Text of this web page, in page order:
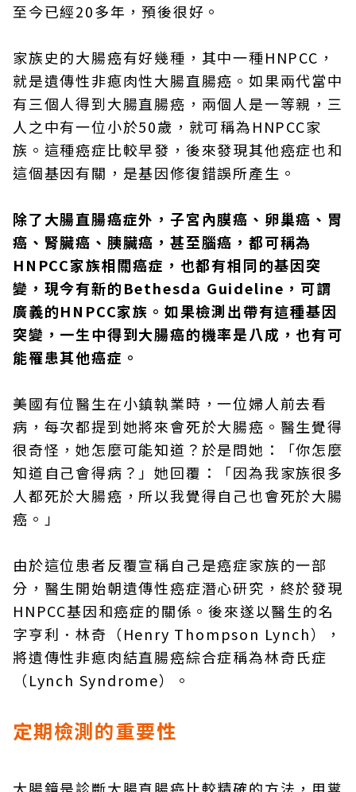
至今已經20多年，預後很好。
家族史的大腸癌有好幾種，其中一種HNPCC，
就是遺傳性非瘜肉性大腸直腸癌。如果兩代當中
有三個人得到大腸直腸癌，兩個人是一等親，三
人之中有一位小於50歲，就可稱為HNPCC家
族。這種癌症比較早發，後來發現其他癌症也和
這個基因有關，是基因修復錯誤所產生。
除了大腸直腸癌症外，子宮內膜癌、卵巢癌、胃
癌、腎臟癌、胰臟癌，甚至腦癌，都可稱為
HNPCC家族相關癌症，也都有相同的基因突
變，現今有新的Bethesda Guideline，可謂
廣義的HNPCC家族。如果檢測出帶有這種基因
突變，一生中得到大腸癌的機率是八成，也有可
能罹患其他癌症。
美國有位醫生在小鎮執業時，一位婦人前去看
病，每次都提到她將來會死於大腸癌。醫生覺得
很奇怪，她怎麼可能知道？於是問她：「你怎麼
知道自己會得病？」她回覆：「因為我家族很多
人都死於大腸癌，所以我覺得自己也會死於大腸
癌。」
由於這位患者反覆宣稱自己是癌症家族的一部
分，醫生開始朝遺傳性癌症潛心研究，終於發現
HNPCC基因和癌症的關係。後來遂以醫生的名
字亨利．林奇（Henry Thompson Lynch），
將遺傳性非瘜肉結直腸癌綜合症稱為林奇氏症
（Lynch Syndrome）。
定期檢測的重要性